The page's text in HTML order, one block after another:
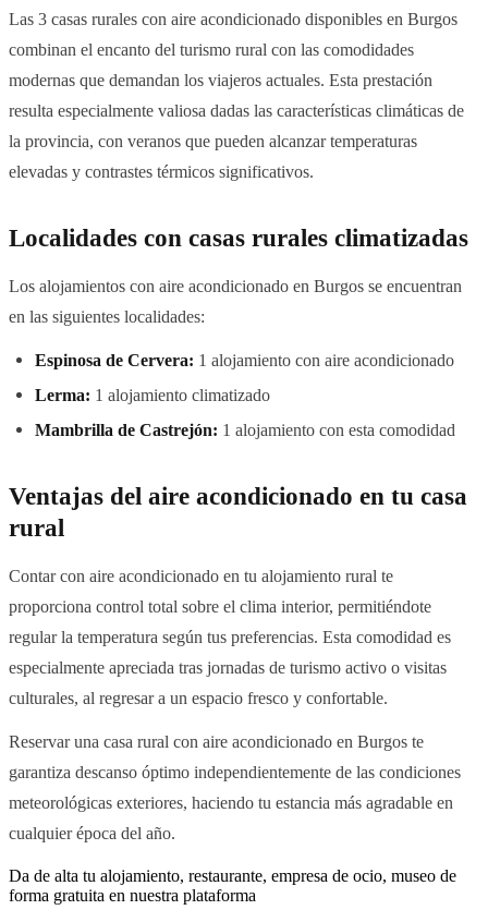
Las 3 casas rurales con aire acondicionado disponibles en Burgos
combinan el encanto del turismo rural con las comodidades
modernas que demandan los viajeros actuales. Esta prestación
resulta especialmente valiosa dadas las características climáticas de
la provincia, con veranos que pueden alcanzar temperaturas
elevadas y contrastes térmicos significativos.
Localidades con casas rurales climatizadas
Los alojamientos con aire acondicionado en Burgos se encuentran
en las siguientes localidades:
Espinosa de Cervera: 1 alojamiento con aire acondicionado
Lerma: 1 alojamiento climatizado
Mambrilla de Castrejón: 1 alojamiento con esta comodidad
Ventajas del aire acondicionado en tu casa
rural
Contar con aire acondicionado en tu alojamiento rural te
proporciona control total sobre el clima interior, permitiéndote
regular la temperatura según tus preferencias. Esta comodidad es
especialmente apreciada tras jornadas de turismo activo o visitas
culturales, al regresar a un espacio fresco y confortable.
Reservar una casa rural con aire acondicionado en Burgos te
garantiza descanso óptimo independientemente de las condiciones
meteorológicas exteriores, haciendo tu estancia más agradable en
cualquier época del año.
Da de alta tu alojamiento, restaurante, empresa de ocio, museo de
forma gratuita en nuestra plataforma